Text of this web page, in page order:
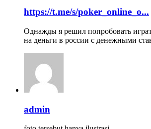
https://t.me/s/poker_online_o...
Однажды я решил попробовать
на деньги в россии с денежными
admin